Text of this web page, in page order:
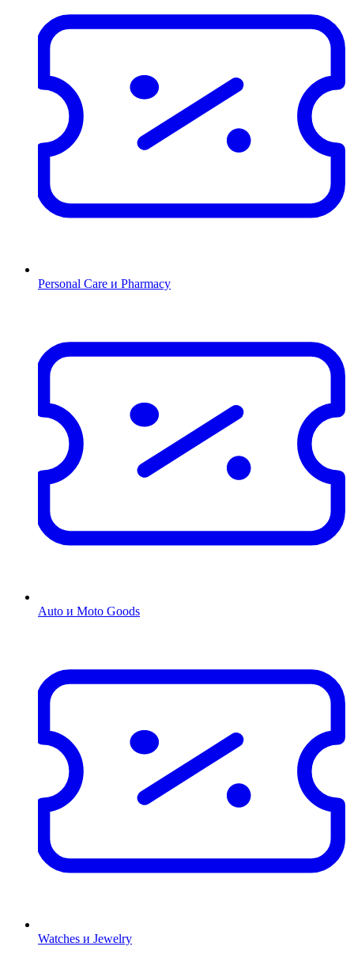
Personal Care и Pharmacy
Auto и Moto Goods
Watches и Jewelry